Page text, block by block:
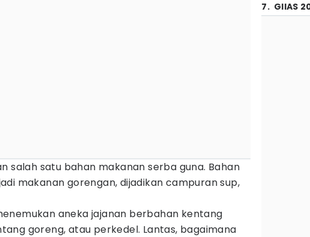
salah satu bahan makanan serba guna. Bahan
makanan gorengan, dijadikan campuran sup,
aneka jajanan berbahan kentang
goreng, atau perkedel. Lantas, bagaimana
7. GIIAS